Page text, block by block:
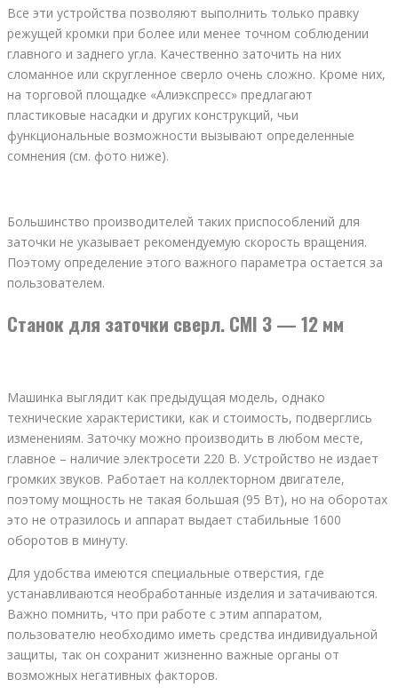
Все эти устройства позволяют выполнить только правку
режущей кромки при более или менее точном соблюдении
главного и заднего угла. Качественно заточить на них
сломанное или скругленное сверло очень сложно. Кроме них,
на торговой площадке «Алиэкспресс» предлагают
пластиковые насадки и других конструкций, чьи
функциональные возможности вызывают определенные
сомнения (см. фото ниже).
Большинство производителей таких приспособлений для
заточки не указывает рекомендуемую скорость вращения.
Поэтому определение этого важного параметра остается за
пользователем.
Станок для заточки сверл. CMI 3 — 12 мм
Машинка выглядит как предыдущая модель, однако
технические характеристики, как и стоимость, подверглись
изменениям. Заточку можно производить в любом месте,
главное – наличие электросети 220 В. Устройство не издает
громких звуков. Работает на коллекторном двигателе,
поэтому мощность не такая большая (95 Вт), но на оборотах
это не отразилось и аппарат выдает стабильные 1600
оборотов в минуту.
Для удобства имеются специальные отверстия, где
устанавливаются необработанные изделия и затачиваются.
Важно помнить, что при работе с этим аппаратом,
пользователю необходимо иметь средства индивидуальной
защиты, так он сохранит жизненно важные органы от
возможных негативных факторов.